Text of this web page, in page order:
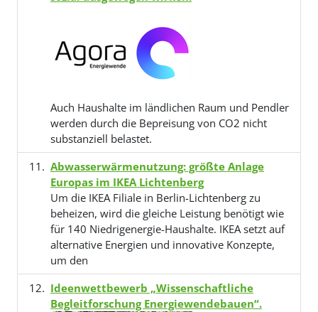
Auch Haushalte im ländlichen Raum und Pendler
werden durch die Bepreisung von CO2 nicht
substanziell belastet.
Abwasserwärmenutzung: größte Anlage
Europas im IKEA Lichtenberg
Um die IKEA Filiale in Berlin-Lichtenberg zu
beheizen, wird die gleiche Leistung benötigt wie
für 140 Niedrigenergie-Haushalte. IKEA setzt auf
alternative Energien und innovative Konzepte,
um den
Ideenwettbewerb „Wissenschaftliche
Begleitforschung Energiewendebauen“.